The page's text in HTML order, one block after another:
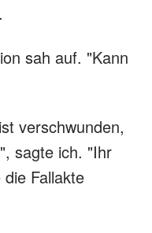
sah auf. "Kann
verschwunden,
sagte ich. "Ihr
Fallakte